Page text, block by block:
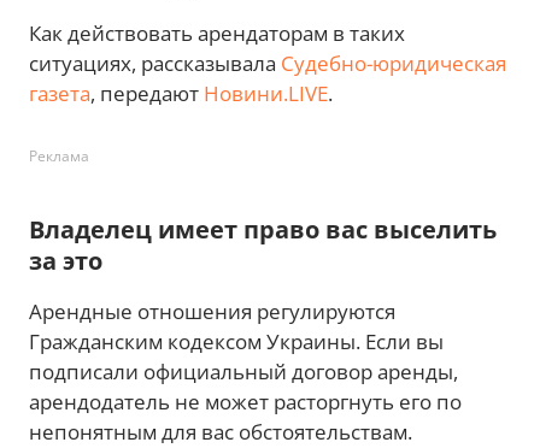
Как действовать арендаторам в таких
ситуациях, рассказывала Судебно-юридическая
газета, передают Новини.LIVE.
Реклама
Владелец имеет право вас выселить
за это
Арендные отношения регулируются
Гражданским кодексом Украины. Если вы
подписали официальный договор аренды,
арендодатель не может расторгнуть его по
непонятным для вас обстоятельствам.